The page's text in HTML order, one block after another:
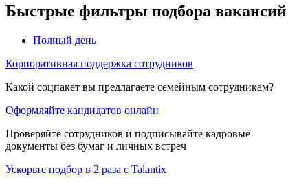
Быстрые фильтры подбора вакансий
Полный день
Корпоративная поддержка сотрудников
Какой соцпакет вы предлагаете семейным сотрудникам?
Оформляйте кандидатов онлайн
Проверяйте сотрудников и подписывайте кадровые
документы без бумаг и личных встреч
Ускорьте подбор в 2 раза с Talantix